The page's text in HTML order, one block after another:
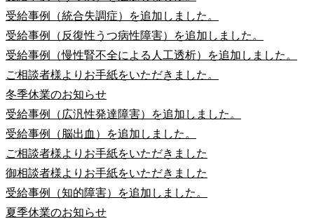
受給事例（統合失調症）を追加しました。
受給事例（反復性うつ病性障害）を追加しました。
受給事例（慢性腎不全による人工透析）を追加しました。
ご相談者様よりお手紙をいただきました。
冬季休業のお知らせ
受給事例（広汎性発達障害）を追加しました。
受給事例（脳出血）を追加しました。
ご相談者様よりお手紙をいただきました
御相談者様よりお手紙をいただきました
受給事例（知的障害）を追加しました。
夏季休業のお知らせ